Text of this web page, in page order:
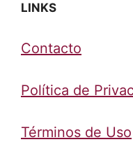
LINKS
Contacto
Política de
Términos de Uso